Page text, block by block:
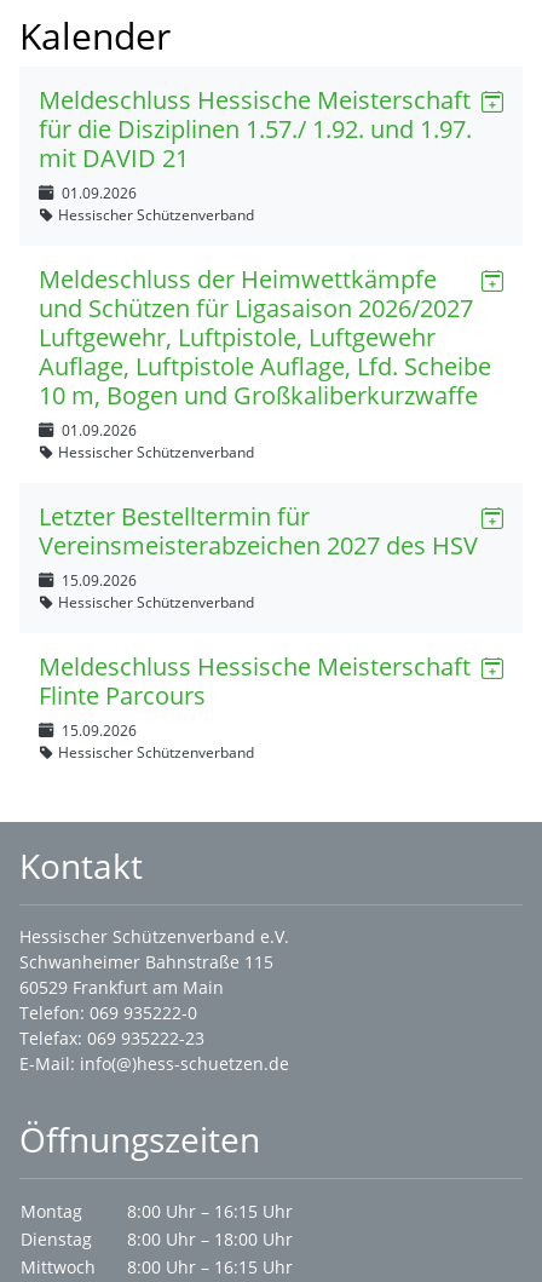
Kalender
Meldeschluss Hessische Meisterschaft
für die Disziplinen 1.57./ 1.92. und 1.97.
mit DAVID 21
01.09.2026
Hessischer Schützenverband
Meldeschluss der Heimwettkämpfe
und Schützen für Ligasaison 2026/2027
Luftgewehr, Luftpistole, Luftgewehr
Auflage, Luftpistole Auflage, Lfd. Scheibe
10 m, Bogen und Großkaliberkurzwaffe
01.09.2026
Hessischer Schützenverband
Letzter Bestelltermin für
Vereinsmeisterabzeichen 2027 des HSV
15.09.2026
Hessischer Schützenverband
Meldeschluss Hessische Meisterschaft
Flinte Parcours
15.09.2026
Hessischer Schützenverband
Kontakt
Hessischer Schützenverband e.V.
Schwanheimer Bahnstraße 115
60529 Frankfurt am Main
Telefon: 069 935222-0
Telefax: 069 935222-23
E-Mail: info(@)hess-schuetzen.de
Öffnungszeiten
Montag
8:00 Uhr – 16:15 Uhr
Dienstag
8:00 Uhr – 18:00 Uhr
Mittwoch
8:00 Uhr – 16:15 Uhr